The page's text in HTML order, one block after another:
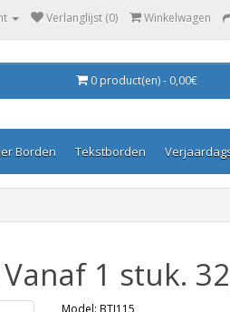
Verlanglijst (0) Winkelwagen
0 product(en) - 0,00€
Borden Tekstborden
1 stuk.
Model: BTI115